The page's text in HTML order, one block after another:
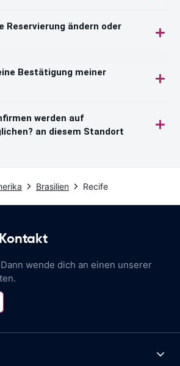
Reservierung ändern oder
Bestätigung meiner
werden auf
an diesem Standort
Brasilien Recife
wende dich an einen unserer